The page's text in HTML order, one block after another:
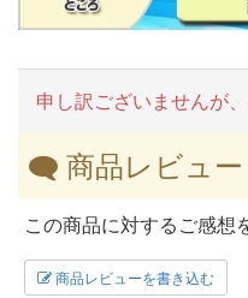
申し訳ございませんが
商品レビュー
この商品に対するご感想
商品レビューを書き込む